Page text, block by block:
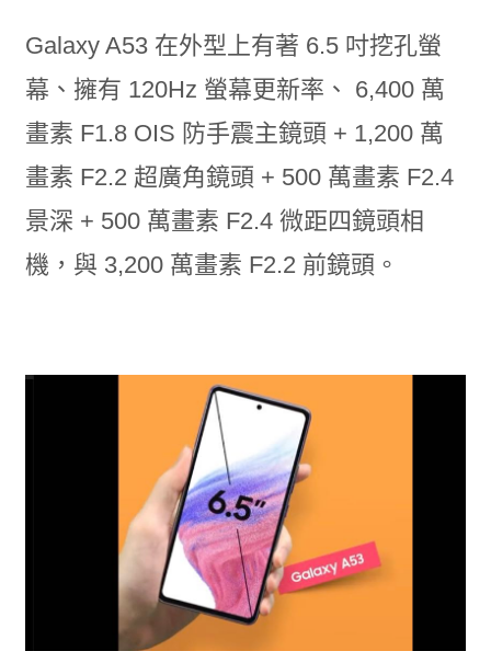
Galaxy A53 在外型上有著 6.5 吋挖孔螢
幕、擁有 120Hz 螢幕更新率、 6,400 萬
畫素 F1.8 OIS 防手震主鏡頭 + 1,200 萬
畫素 F2.2 超廣角鏡頭 + 500 萬畫素 F2.4
景深 + 500 萬畫素 F2.4 微距四鏡頭相
機，與 3,200 萬畫素 F2.2 前鏡頭。